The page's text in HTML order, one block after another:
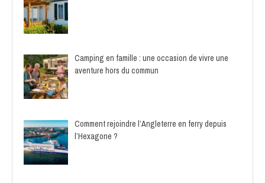
Camping en famille : une occasion de vivre une
aventure hors du commun
Comment rejoindre l’Angleterre en ferry depuis
l’Hexagone ?